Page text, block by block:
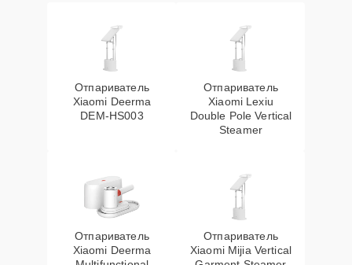
Отпариватель
Xiaomi Deerma
DEM-HS003
Отпариватель
Xiaomi Lexiu
Double Pole Vertical
Steamer
Отпариватель
Xiaomi Deerma
Отпариватель
Xiaomi Mijia Vertical